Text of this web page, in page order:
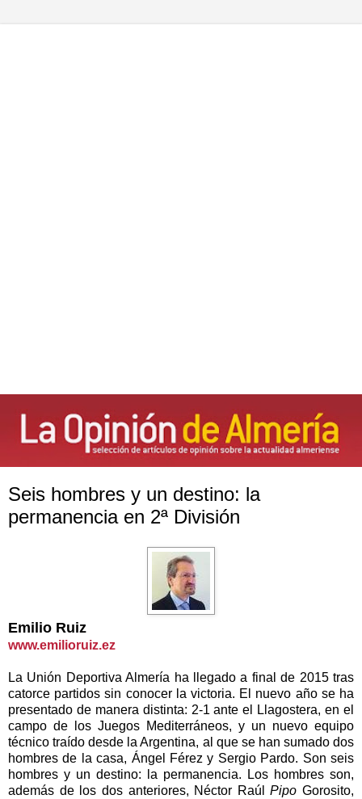
Seis hombres y un destino: la
permanencia en 2ª División
Emilio Ruiz
www.emilioruiz.ez
La Unión Deportiva Almería ha llegado a final de 2015 tras
catorce partidos sin conocer la victoria. El nuevo año se ha
presentado de manera distinta: 2-1 ante el Llagostera, en el
campo de los Juegos Mediterráneos, y un nuevo equipo
técnico traído desde la Argentina, al que se han sumado dos
hombres de la casa, Ángel Férez y Sergio Pardo. Son seis
hombres y un destino: la permanencia. Los hombres son,
además de los dos anteriores, Néctor RaúlPipo Gorosito,